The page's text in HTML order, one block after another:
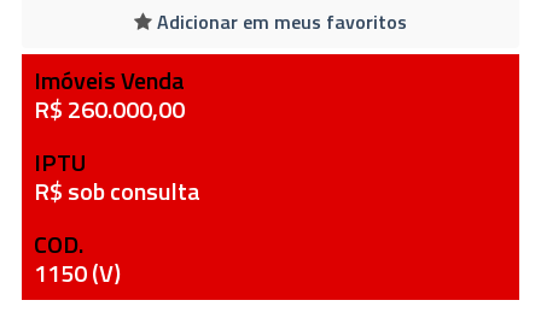
Adicionar em meus favoritos
Imóveis Venda
R$ 260.000,00
IPTU
R$ sob consulta
COD.
1150 (V)